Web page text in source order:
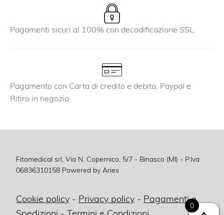
Pagamenti sicuri al 100% con decodificazione SSL
Pagamento con Carta di credito e debito, Paypal e
Ritiro in negozio
Fitomedical srl, Via N. Copernico, 5/7 - Binasco (MI) - P.Iva
06836310158 Powered by Aries
Cookie policy - Privacy policy - Pagamenti e
0